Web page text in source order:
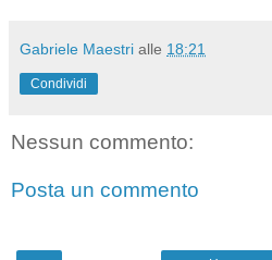
Gabriele Maestri alle 18:21
Condividi
Nessun commento:
Posta un commento